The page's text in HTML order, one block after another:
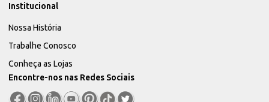
Institucional
Nossa História
Trabalhe Conosco
Conheça as Lojas
Encontre-nos nas Redes Sociais